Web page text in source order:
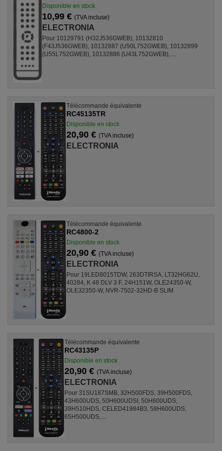
Disponible en stock
10,99 € (TVA incluse)
ELECTRONIA
Pour 10129791 (H32J536GWEB), 10132810
(F43J536GWEB), 10132887 (U50L752GWEB), 10132899
(U55L752GWEB), 10132886 (U43L752GWEB), ...
Télécommande équivalente
RC45135TR
Disponible en stock
20,90 € (TVA incluse)
ELECTRONIA
Télécommande équivalente
RC4800-2
Disponible en stock
20,90 € (TVA incluse)
ELECTRONIA
Pour 19LED8015TDW, 263DTIRSA, LT32HG62U,
40284, K 48 DLV 3 F, 24H151W, OLE24350-W,
OLE32350-W, NVR-7502-32HD-B SLIM
Télécommande équivalente
RC43135P
Disponible en stock
20,90 € (TVA incluse)
ELECTRONIA
Pour 31SU187SMB, 32H500FDS, 39H500FDS,
43H600UDS, 50H600UDSI, 50H600UDS,
39H510HDS, CELED41984B3, 58H600UDS,
65H500UDS, ...